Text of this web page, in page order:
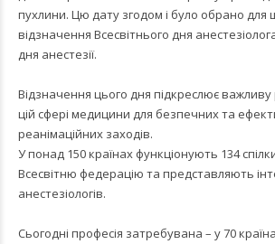
пухлини. Цю дату згодом і було обрано для
відзначення Всесвітнього дня
дня анестезії.
Відзначення цього дня підкреслює важливу
цій сфері медицини для безпечних та
реанімаційних заходів.
У понад 150 країнах функціонують 134
Всесвітню федерацію та представляють
анестезіологів.
Сьогодні професія затребувана – у 70